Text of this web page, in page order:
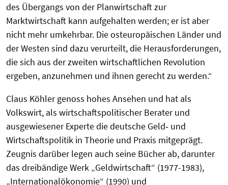
des Übergangs von der Planwirtschaft zur
Marktwirtschaft kann aufgehalten werden; er ist aber
nicht mehr umkehrbar. Die osteuropäischen Länder und
der Westen sind dazu verurteilt, die Herausforderungen,
die sich aus der zweiten wirtschaftlichen Revolution
ergeben, anzunehmen und ihnen gerecht zu werden.“
Claus Köhler genoss hohes Ansehen und hat als
Volkswirt, als wirtschaftspolitischer Berater und
ausgewiesener Experte die deutsche Geld‑ und
Wirtschaftspolitik in Theorie und Praxis mitgeprägt.
Zeugnis darüber legen auch seine Bücher ab, darunter
das dreibändige Werk „Geldwirtschaft“ (1977-1983),
„Internationalökonomie“ (1990) und